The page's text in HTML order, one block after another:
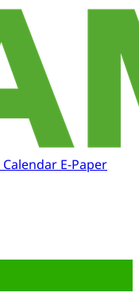
Calendar E-Paper